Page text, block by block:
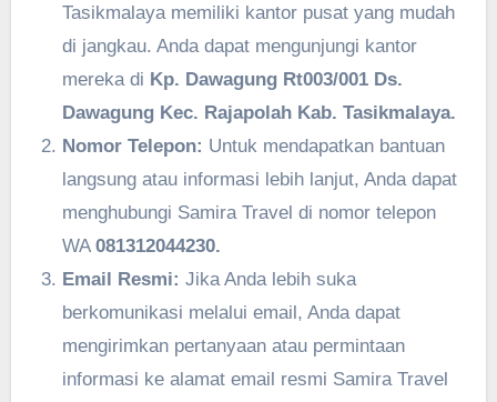
Tasikmalaya memiliki kantor pusat yang mudah
di jangkau. Anda dapat mengunjungi kantor
mereka di Kp. Dawagung Rt003/001 Ds.
Dawagung Kec. Rajapolah Kab. Tasikmalaya.
Nomor Telepon: Untuk mendapatkan bantuan
langsung atau informasi lebih lanjut, Anda dapat
menghubungi Samira Travel di nomor telepon
WA 081312044230.
Email Resmi: Jika Anda lebih suka
berkomunikasi melalui email, Anda dapat
mengirimkan pertanyaan atau permintaan
informasi ke alamat email resmi Samira Travel